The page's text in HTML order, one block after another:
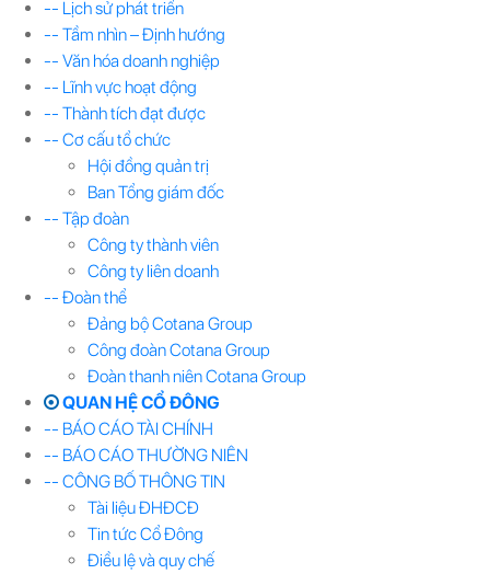
-- Lịch sử phát triển
-- Tầm nhìn – Định hướng
-- Văn hóa doanh nghiệp
-- Lĩnh vực hoạt động
-- Thành tích đạt được
-- Cơ cấu tổ chức
Hội đồng quản trị
Ban Tổng giám đốc
-- Tập đoàn
Công ty thành viên
Công ty liên doanh
-- Đoàn thể
Đảng bộ Cotana Group
Công đoàn Cotana Group
Đoàn thanh niên Cotana Group
QUAN HỆ CỔ ĐÔNG
-- BÁO CÁO TÀI CHÍNH
-- BÁO CÁO THƯỜNG NIÊN
-- CÔNG BỐ THÔNG TIN
Tài liệu ĐHĐCĐ
Tin tức Cổ Đông
Điều lệ và quy chế